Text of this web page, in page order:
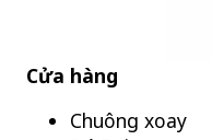
Cửa hàng
Chuông xoay